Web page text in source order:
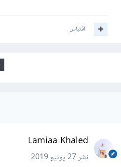
اقتباس
Lamiaa Khaled
نشر27 يونيو 2019